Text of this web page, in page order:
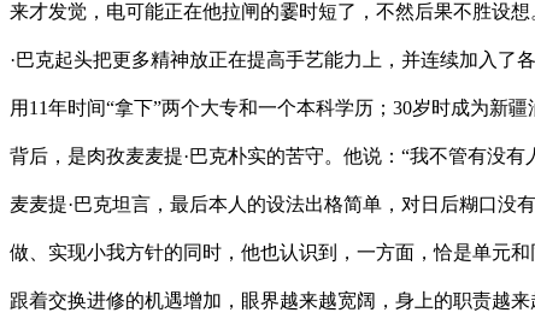
来才发觉，电可能正在他拉闸的霎时短了，不然后果不胜设
·巴克起头把更多精神放正在提高手艺能力上，并连续加入
用11年时间“拿下”两个大专和一个本科学历；30岁时成为新
背后，是肉孜麦麦提·巴克朴实的苦守。他说：“我不管有没
麦麦提·巴克坦言，最后本人的设法出格简单，对日后糊口没
做、实现小我方针的同时，他也认识到，一方面，恰是单元
跟着交换进修的机遇增加，眼界越来越宽阔，身上的职责越